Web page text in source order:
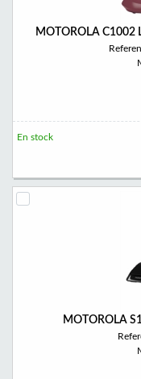
MOTOROLA C1002
En stock
MOTOROLA